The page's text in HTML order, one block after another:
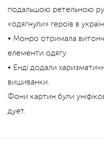
подальшою ретельною
«одягнули» героїв в
• Монро отримала
елементи одягу.
• Енді додали
вишиванки.
Фони картин були
дует.